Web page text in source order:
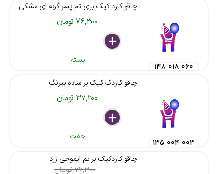
چاقو کارد کیک بری تم پسر گربه ای مشکی
۷۶,۳۰۰ تومان
delete
remove
add
بسته
۱۴۸ ۰۱۸ ۰۶۰
چاقو کاردک کیک بر ساده بیرنگ
۳۷,۲۰۰ تومان
delete
remove
add
جفت
۱۳۵ ۰۰۴ ۰۰۳
چاقو کاردکیک بر تم ایموجی زرد
۷۶,۳۰۰ تومان